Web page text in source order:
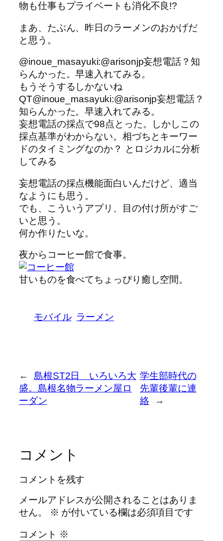
物も仕事もプライベートも消化不良!?
まあ、たぶん、昨日のラーメンのおかげだ
と思う。
@inoue_masayuki:@arisonjp妄想電話？知
らんかった。早速入れてみる。
もうそうするしかないね
QT@inoue_masayuki:@arisonjp妄想電話？
知らんかった。早速入れてみる。
妄想電話の採点で98点とった。しかしこの
採点基準がわからない。相づちとキーワー
ドのタイミングなのか？ とロジカルに分析
してみる
妄想電話の採点機能面白いんだけど、適当
なようにも思う。
でも、こういうアプリ、目の付け所がすご
いと思う。
何か作りたいな。
夜からコーヒー館で食事。
甘いものを食べてちょっぴり癒し空間。
モバイル ラーメン
←
島根ST2日 いろいろ大
盛。島根名物ラーメン屋ロ
ーダン
学生部時代の
先輩後輩に連
絡
→
コメント
コメントを残す
メールアドレスが公開されることはありま
せん。
※ が付いている欄は必須項目です
コメント ※